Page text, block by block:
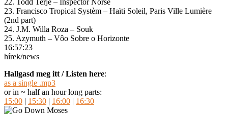
23. Francisco Tropical Systèm – Haïti Soleil, Paris Ville Lumière
(2nd part)
24. J.M. Willa Roza – Souk
25. Azymuth – Vôo Sobre o Horizonte
16:57:23
hírek/news
Hallgasd meg itt / Listen here:
as a single .mp3
or in ~ half an hour long parts:
15:00 | 15:30 | 16:00 | 16:30